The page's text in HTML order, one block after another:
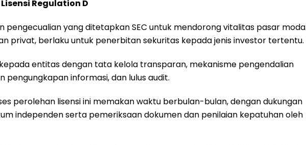
Regulation D
pengecualian yang ditetapkan SEC untuk mendorong vitalitas pasar
privat, berlaku untuk penerbitan sekuritas kepada jenis investor tertentu.
entitas dengan tata kelola transparan, mekanisme pengendalian
pengungkapan informasi, dan lulus audit.
perolehan lisensi ini memakan waktu berbulan-bulan, dengan dukungan
independen serta pemeriksaan dokumen dan penilaian kepatuhan oleh